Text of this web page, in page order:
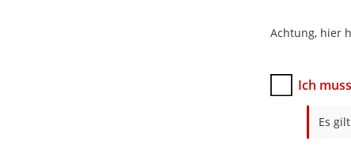
Achtung, hier
Ich
Es